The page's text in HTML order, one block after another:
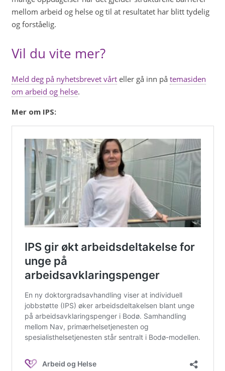
mellom arbeid og helse og til at resultatet har blitt tydelig
og forståelig.
Vil du vite mer?
Meld deg på nyhetsbrevet vårteller gå inn på temasiden
om arbeid og helse.
Mer om IPS: